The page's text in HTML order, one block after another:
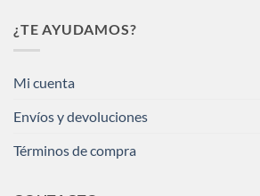
¿TE AYUDAMOS?
Mi cuenta
Envíos y devoluciones
Términos de compra